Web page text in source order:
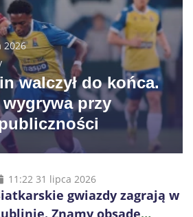
2026
walczył do końca.
przy
11:22 31 lipca 2026
gwiazdy zagrają w
Znamy obsadę